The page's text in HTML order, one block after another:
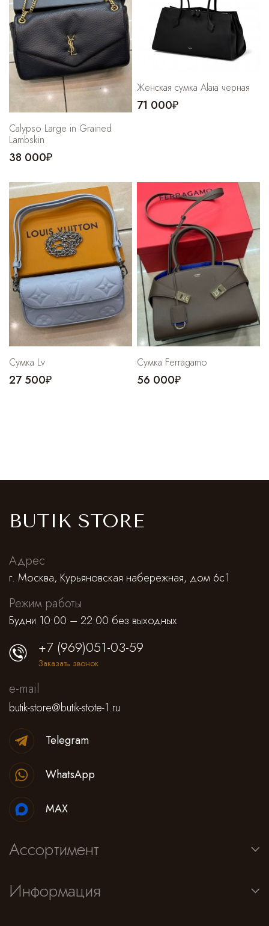
Calypso Large in Grained
Lambskin
38 000₽
Женская сумка Alaia черная
71 000₽
Сумка Lv
27 500₽
Cумка Ferragamo
56 000₽
BUTIK STORE
Адрес
г. Москва, Курьяновская набережная, дом 6с1
Режим работы
Будни 10:00 – 22:00 без выходных
Ассортимент
Информация
+7 (969)051-03-59
Заказать звонок
e-mail
butik-store@butik-stote-1.ru
Telegram
WhatsApp
MAX